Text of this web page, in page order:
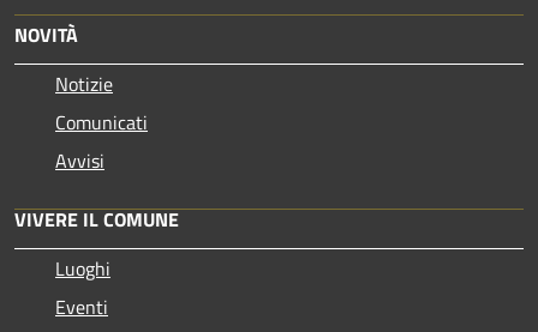
NOVITÀ
Notizie
Comunicati
Avvisi
VIVERE IL COMUNE
Luoghi
Eventi